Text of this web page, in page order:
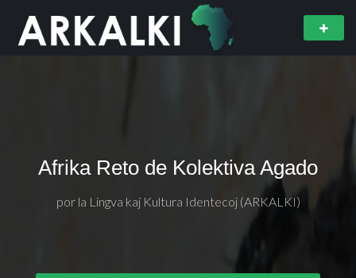
Afrika Reto de Kolektiva Agado
por la Lingva kaj Kultura Identecoj (ARKALKI)